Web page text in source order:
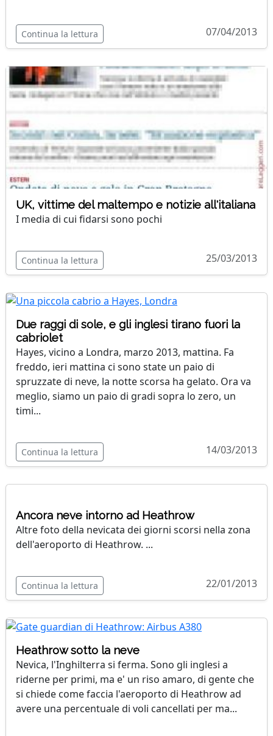
Continua la lettura 07/04/2013
UK, vittime del maltempo e notizie all'italiana
I media di cui fidarsi sono pochi
Continua la lettura 25/03/2013
Due raggi di sole, e gli inglesi tirano fuori la
cabriolet
Hayes, vicino a Londra, marzo 2013, mattina. Fa
freddo, ieri mattina ci sono state un paio di
spruzzate di neve, la notte scorsa ha gelato. Ora va
meglio, siamo un paio di gradi sopra lo zero, un
timi...
Continua la lettura 14/03/2013
Ancora neve intorno ad Heathrow
Altre foto della nevicata dei giorni scorsi nella zona
dell'aeroporto di Heathrow. ...
Continua la lettura 22/01/2013
Heathrow sotto la neve
Nevica, l'Inghilterra si ferma. Sono gli inglesi a
riderne per primi, ma e' un riso amaro, di gente che
si chiede come faccia l'aeroporto di Heathrow ad
avere una percentuale di voli cancellati per ma...